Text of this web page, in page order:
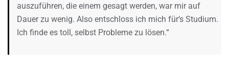
auszuführen, die einem gesagt werden, war mir auf
Dauer zu wenig. Also entschloss ich mich für‘s Studium.
Ich finde es toll, selbst Probleme zu lösen.“